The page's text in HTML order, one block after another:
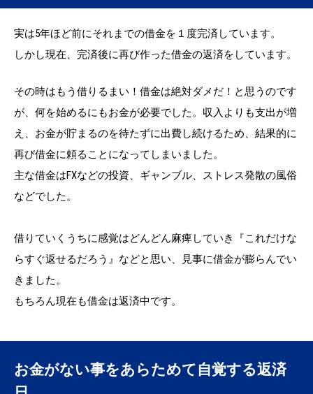
実は5年ほど前にそれまでの借金を１度完済しています。
しかし現在、完済後に再び作った借金の返済をしています。
その時はもう借りるまい！借金は絶対ダメだ！と思うのです
が、何を始めるにもお金が必要でした。収入よりも支出が増
え、お金が貯まるのを待たずに出費し続けるため、結果的に
再び借金に頼ることになってしまいました。
主な借金はFXなどの投資、ギャンブル、ストレス発散の風俗
などでした。
借りていくうちに感覚はどんどん麻痺していき『これだけな
らすぐ返せるだろう』などと思い、見事に借金が膨らんでい
きました。
もちろん現在も借金は返済中です。
お金がない事をあらためて自覚する返済